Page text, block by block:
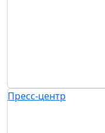
Пресс-центр